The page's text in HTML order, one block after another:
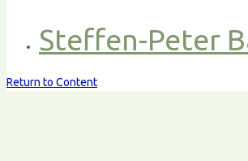
Steffen-Peter
Return to Content